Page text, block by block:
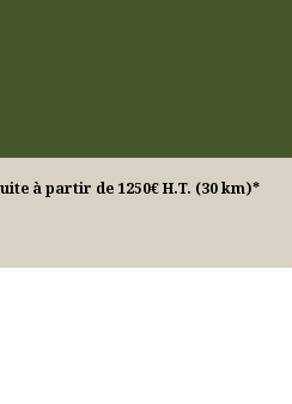
à partir de 1250€ H.T. (30 km)*